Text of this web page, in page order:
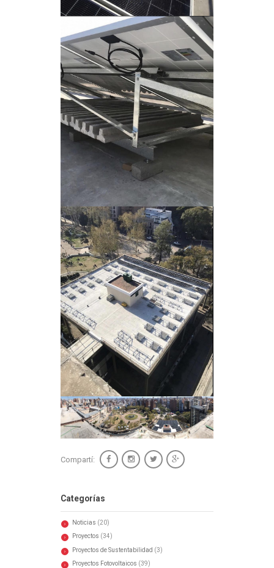
Compartí:
Categorías
Noticias (20)
Proyectos (34)
Proyectos de Sustentabilidad (3)
Proyectos Fotovoltaicos (39)